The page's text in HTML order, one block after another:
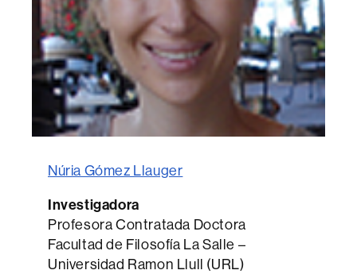
Núria Gómez Llauger
Investigadora
Profesora Contratada Doctora
Facultad de Filosofía La Salle –
Universidad Ramon Llull (URL)